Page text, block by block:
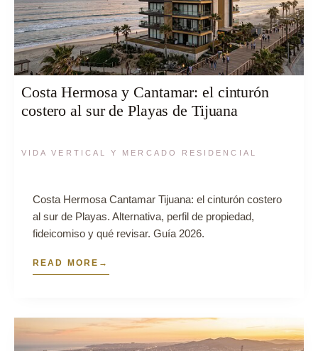
Costa Hermosa y Cantamar: el cinturón
costero al sur de Playas de Tijuana
VIDA VERTICAL Y MERCADO RESIDENCIAL
Costa Hermosa Cantamar Tijuana: el cinturón costero
al sur de Playas. Alternativa, perfil de propiedad,
fideicomiso y qué revisar. Guía 2026.
READ MORE